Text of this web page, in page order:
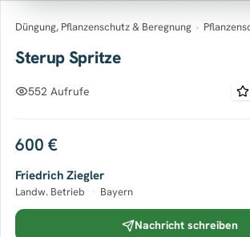
Düngung, Pflanzenschutz & Beregnung ›
Sterup Spritze
552 Aufrufe
600 €
Friedrich Ziegler
Landw. Betrieb · Bayern
Nachricht schreiben